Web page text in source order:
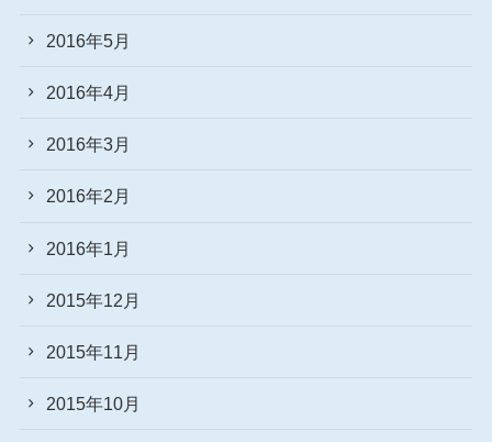
2016年5月
2016年4月
2016年3月
2016年2月
2016年1月
2015年12月
2015年11月
2015年10月